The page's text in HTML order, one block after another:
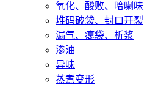
氧化、酸败、哈喇味
堆码破袋、封口开裂
漏气、瘪袋、析浆
渗油
异味
蒸煮变形